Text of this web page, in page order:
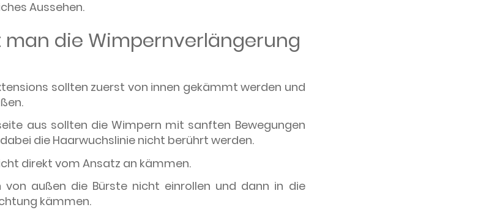
Aussehen.
man die Wimpernverlängerung
sollten zuerst von innen gekämmt werden und
aus sollten die Wimpern mit sanften Bewegungen
die Haarwuchslinie nicht berührt werden.
direkt vom Ansatz an kämmen.
von außen die Bürste nicht einrollen und dann in die
kämmen.